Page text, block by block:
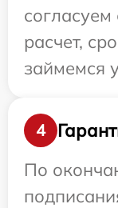
расчет,
займемся
4
По